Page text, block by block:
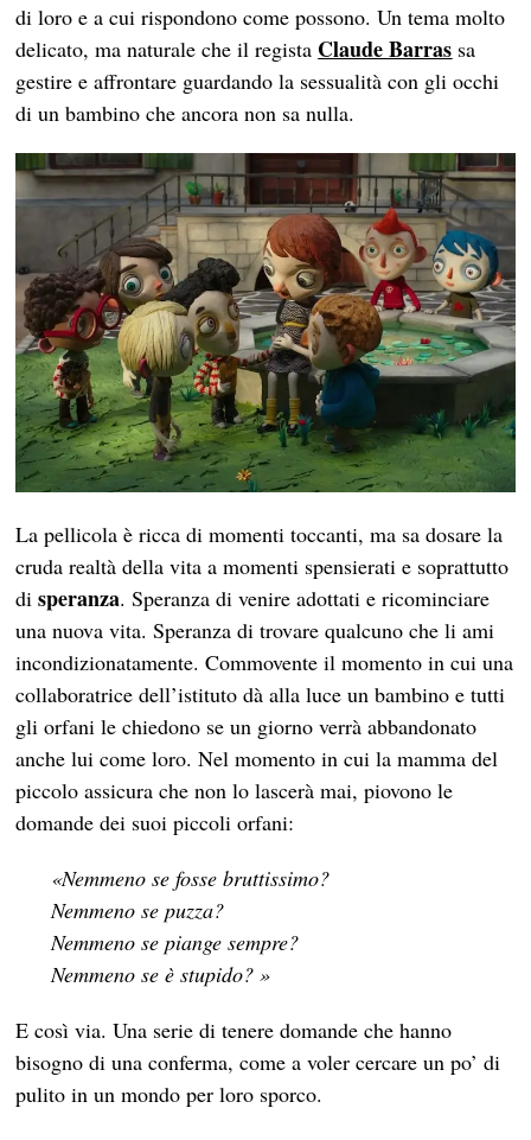
di loro e a cui rispondono come possono. Un tema molto
delicato, ma naturale che il regista Claude Barras sa
gestire e affrontare guardando la sessualità con gli occhi
di un bambino che ancora non sa nulla.
La pellicola è ricca di momenti toccanti, ma sa dosare la
cruda realtà della vita a momenti spensierati e soprattutto
disperanza. Speranza di venire adottati e ricominciare
una nuova vita. Speranza di trovare qualcuno che li ami
incondizionatamente. Commovente il momento in cui una
collaboratrice dell’istituto dà alla luce un bambino e tutti
gli orfani le chiedono se un giorno verrà abbandonato
anche lui come loro. Nel momento in cui la mamma del
piccolo assicura che non lo lascerà mai, piovono le
domande dei suoi piccoli orfani:
«Nemmeno se fosse bruttissimo?
Nemmeno se puzza?
Nemmeno se piange sempre?
Nemmeno se è stupido?»
E così via. Una serie di tenere domande che hanno
bisogno di una conferma, come a voler cercare un po’ di
pulito in un mondo per loro sporco.